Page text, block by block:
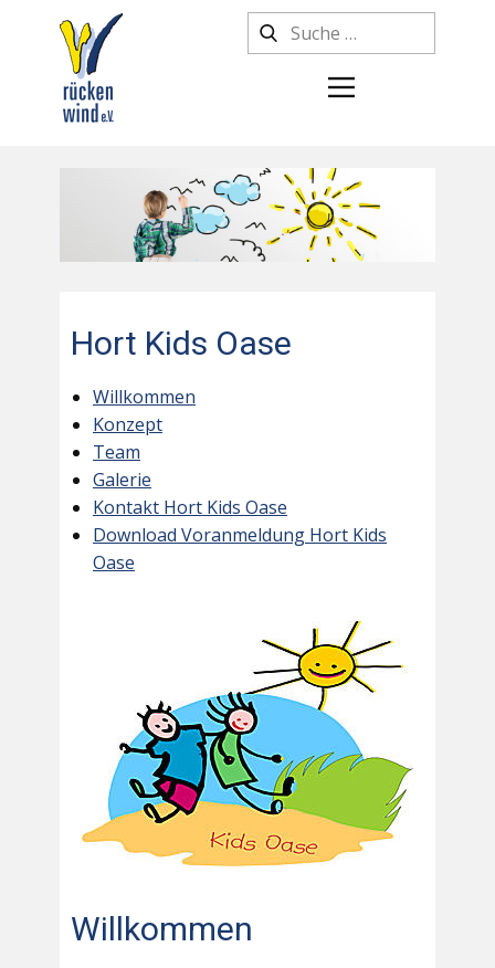
Hort Kids Oase
Willkommen
Konzept
Team
Galerie
Kontakt Hort Kids Oase
Download Voranmeldung Hort Kids
Oase
Willkommen